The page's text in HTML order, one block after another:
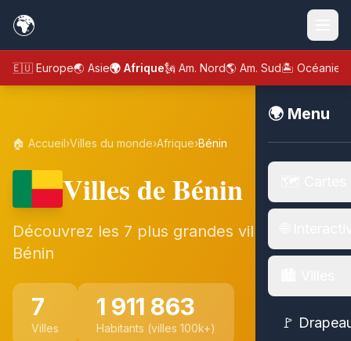
🌍
🇪🇺 Europe🌏 Asie🌍 Afrique🗽 Am. Nord🌎 Am. Sud🏝️ Océanie
🌍 Menu
🚩
🏠 Accueil›Villes du monde›Afrique›Bénin
Villes de Bénin
Découvrez les 7 plus grandes villes de
Bénin
7
Villes
1 911 863
Habitants (villes 100k+)